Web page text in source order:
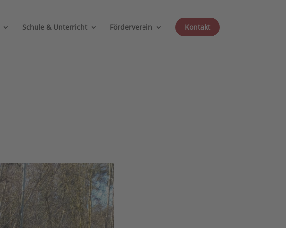
Schule & Unterricht Förderverein Kontakt